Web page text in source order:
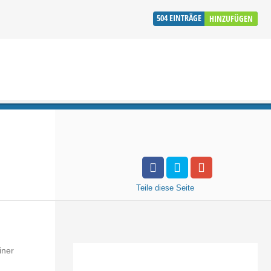
504EINTRÄGE HINZUFÜGEN
Teile diese Seite